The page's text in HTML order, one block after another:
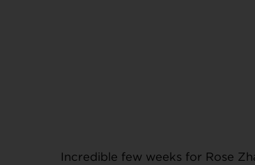
Incredible few weeks for Rose